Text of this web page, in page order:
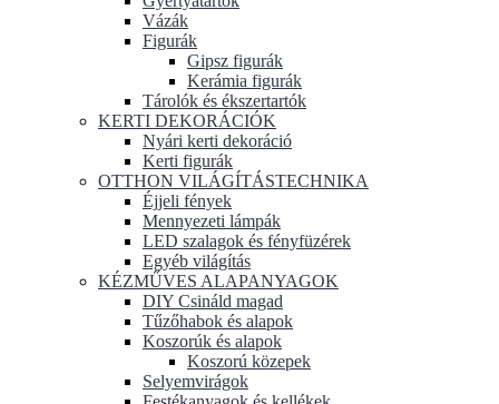
Vázák
Figurák
Gipsz figurák
Kerámia figurák
Tárolók és ékszertartók
KERTI DEKORÁCIÓK
Nyári kerti dekoráció
Kerti figurák
OTTHON VILÁGÍTÁSTECHNIKA
Éjjeli fények
Mennyezeti lámpák
LED szalagok és fényfüzérek
Egyéb világítás
KÉZMŰVES ALAPANYAGOK
DIY Csináld magad
Tűzőhabok és alapok
Koszorúk és alapok
Koszorú közepek
Selyemvirágok